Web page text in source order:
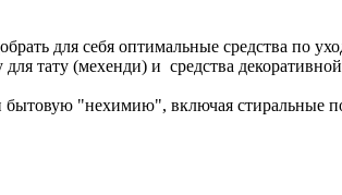
для себя оптимальные средства по
тату (мехенди) и средства
"нехимию", включая стиральные